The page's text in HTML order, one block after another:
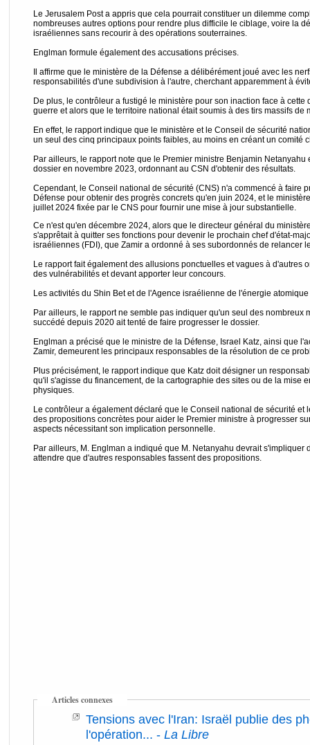
Le Jerusalem Post a appris que cela pourrait constituer un dilemme
nombreuses autres options pour rendre plus difficile le ciblage, voire la
israéliennes sans recourir à des opérations souterraines.
Englman formule également des accusations précises.
Il affirme que le ministère de la Défense a délibérément joué avec les
responsabilités d'une subdivision à l'autre, cherchant apparemment à
De plus, le contrôleur a fustigé le ministère pour son inaction face à
guerre et alors que le territoire national était soumis à des tirs massifs de
En effet, le rapport indique que le ministère et le Conseil de sécurité
un seul des cinq principaux points faibles, au moins en créant un comité
Par ailleurs, le rapport note que le Premier ministre Benjamin Netanyahu
dossier en novembre 2023, ordonnant au CSN d'obtenir des résultats.
Cependant, le Conseil national de sécurité (CNS) n'a commencé à faire
Défense pour obtenir des progrès concrets qu'en juin 2024, et le
juillet 2024 fixée par le CNS pour fournir une mise à jour substantielle.
Ce n'est qu'en décembre 2024, alors que le directeur général du
s'apprêtait à quitter ses fonctions pour devenir le prochain chef d'état-
israéliennes (FDI), que Zamir a ordonné à ses subordonnés de relancer
Le rapport fait également des allusions ponctuelles et vagues à d'autres
des vulnérabilités et devant apporter leur concours.
Les activités du Shin Bet et de l'Agence israélienne de l'énergie
Par ailleurs, le rapport ne semble pas indiquer qu'un seul des nombreux
succédé depuis 2020 ait tenté de faire progresser le dossier.
Englman a précisé que le ministre de la Défense, Israel Katz, ainsi que
Zamir, demeurent les principaux responsables de la résolution de ce
Plus précisément, le rapport indique que Katz doit désigner un
qu'il s'agisse du financement, de la cartographie des sites ou de la mise
physiques.
Le contrôleur a également déclaré que le Conseil national de sécurité et
des propositions concrètes pour aider le Premier ministre à progresser
aspects nécessitant son implication personnelle.
Par ailleurs, M. Englman a indiqué que M. Netanyahu devrait s'impliquer
attendre que d'autres responsables fassent des propositions.
Articles connexes
Tensions avec l'Iran: Israël publie des
l'opération... - La Libre